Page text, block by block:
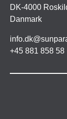
DK-4000
Danmark
+45 881 858 58